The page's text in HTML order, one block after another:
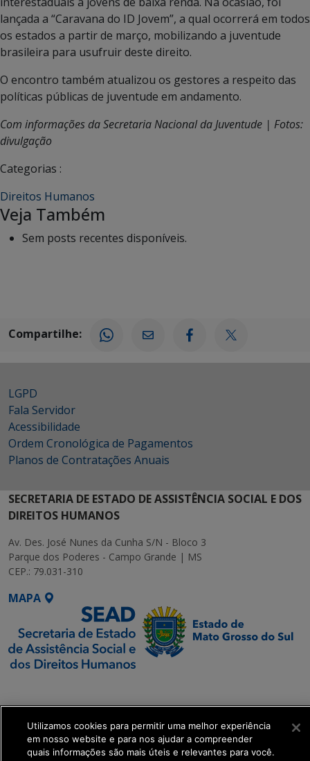
lançada a “Caravana do ID Jovem”, a qual ocorrerá em todos
os estados a partir de março, mobilizando a juventude
brasileira para usufruir deste direito.
O encontro também atualizou os gestores a respeito das
políticas públicas de juventude em andamento.
Com informações da Secretaria Nacional da Juventude | Fotos:
divulgação
Categorias :
Direitos Humanos
Veja Também
Sem posts recentes disponíveis.
Compartilhe:
LGPD
Fala Servidor
Acessibilidade
Ordem Cronológica de Pagamentos
Planos de Contratações Anuais
SECRETARIA DE ESTADO DE ASSISTÊNCIA SOCIAL E DOS
DIREITOS HUMANOS
Av. Des. José Nunes da Cunha S/N - Bloco 3
Parque dos Poderes - Campo Grande | MS
CEP.: 79.031-310
MAPA
Executiva de
Transformação Digital
get_footer();
Utilizamos cookies para permitir uma melhor experiência
em nosso website e para nos ajudar a compreender
quais informações são mais úteis e relevantes para você.